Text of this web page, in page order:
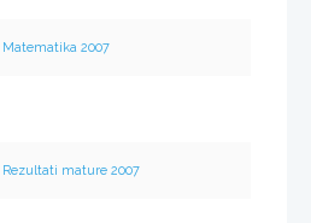
Matematika 2007
Rezultati mature 2007